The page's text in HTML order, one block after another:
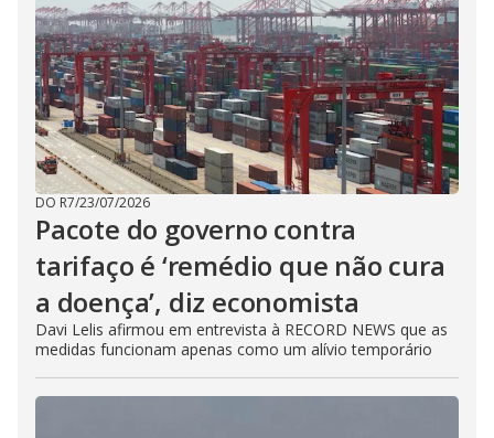
DO R7/23/07/2026
Pacote do governo contra
tarifaço é ‘remédio que não cura
a doença’, diz economista
Davi Lelis afirmou em entrevista à RECORD NEWS que as
medidas funcionam apenas como um alívio temporário